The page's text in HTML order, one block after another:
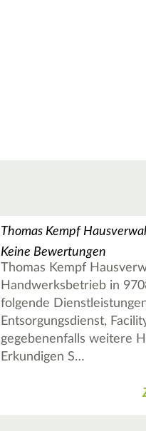
Thomas Kempf
Keine Bewertungen
Thomas Kempf
Handwerksbetrieb in
folgende
Entsorgungsdienst,
gegebenenfalls weitere
Erkundigen S…